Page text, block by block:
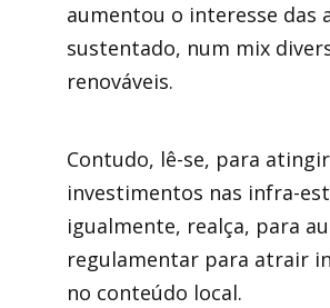
aumentou o interesse das
sustentado, num mix
renováveis.
Contudo, lê-se, para
investimentos nas infra-
igualmente, realça, para
regulamentar para atrair
no conteúdo local.